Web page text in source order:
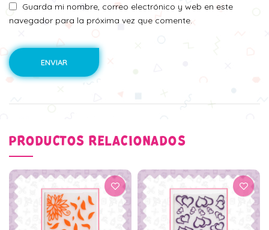
Guarda mi nombre, correo electrónico y web en este
navegador para la próxima vez que comente.
PRODUCTOS RELACIONADOS